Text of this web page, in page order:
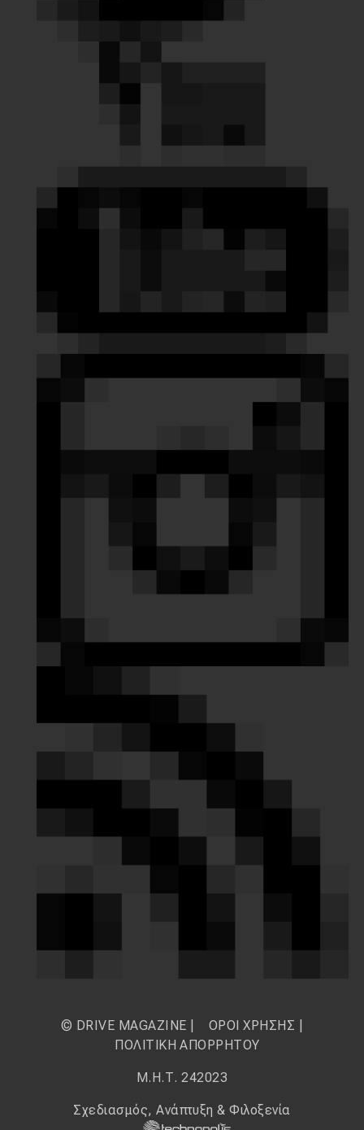
© DRIVE MAGAZINE | ΟΡΟΙ ΧΡΗΣΗΣ
ΠΟΛΙΤΙΚΗ ΑΠΟΡΡΗΤΟΥ
Μ.Η.Τ. 242023
Σχεδιασμός, Ανάπτυξη & Φιλοξενία